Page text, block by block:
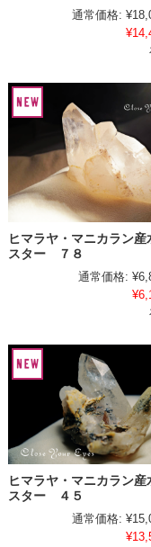
通常価格:
ヒマラヤ・マニカラン産
スター ７８
通常価格:
ヒマラヤ・マニカラン産
スター ４５
通常価格: